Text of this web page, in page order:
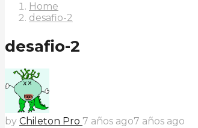
Home
desafio-2
desafio-2
by Chileton Pro 7 años ago7 años ago